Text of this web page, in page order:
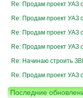
Re: Продам проект УАЗ
Re: Продам проект УАЗ
Re: Продам проект УАЗ
Re: Продам проект УАЗ
Re: Начинаю строить
Re: Продам проект УАЗ
Последние